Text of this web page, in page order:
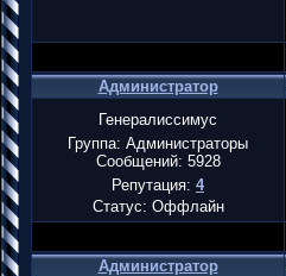
Администратор
Генералиссимус
Группа: Администраторы
Сообщений: 5928
Репутация: 4
Статус: Оффлайн
Администратор